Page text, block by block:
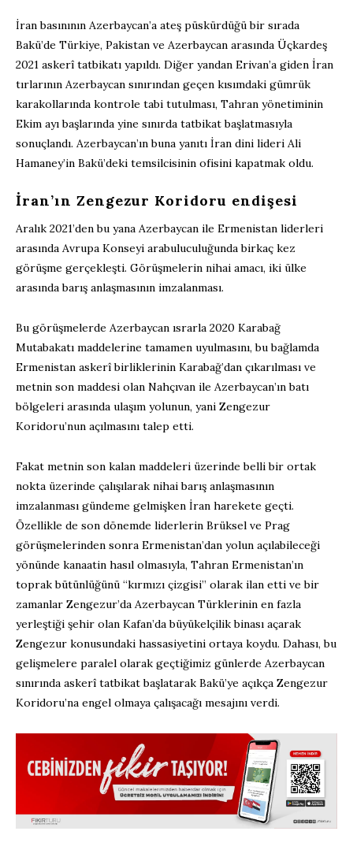
İran basınının Azerbaycan’a ateş püskürdüğü bir sırada
Bakü’de Türkiye, Pakistan ve Azerbaycan arasında Üçkardeş
2021 askerî tatbikatı yapıldı. Diğer yandan Erivan’a giden İran
tırlarının Azerbaycan sınırından geçen kısımdaki gümrük
karakollarında kontrole tabi tutulması, Tahran yönetiminin
Ekim ayı başlarında yine sınırda tatbikat başlatmasıyla
sonuçlandı. Azerbaycan’ın buna yanıtı İran dini lideri Ali
Hamaney’in Bakü’deki temsilcisinin ofisini kapatmak oldu.
İran’ın Zengezur Koridoru endişesi
Aralık 2021’den bu yana Azerbaycan ile Ermenistan liderleri
arasında Avrupa Konseyi arabuluculuğunda birkaç kez
görüşme gerçekleşti. Görüşmelerin nihai amacı, iki ülke
arasında barış anlaşmasının imzalanması.
Bu görüşmelerde Azerbaycan ısrarla 2020 Karabağ
Mutabakatı maddelerine tamamen uyulmasını, bu bağlamda
Ermenistan askerî birliklerinin Karabağ’dan çıkarılması ve
metnin son maddesi olan Nahçıvan ile Azerbaycan’ın batı
bölgeleri arasında ulaşım yolunun, yani Zengezur
Koridoru’nun açılmasını talep etti.
Fakat metnin son kalan maddeleri üzerinde belli bir ortak
nokta üzerinde çalışılarak nihai barış anlaşmasının
imzalanması gündeme gelmişken İran harekete geçti.
Özellikle de son dönemde liderlerin Brüksel ve Prag
görüşmelerinden sonra Ermenistan’dan yolun açılabileceği
yönünde kanaatin hasıl olmasıyla, Tahran Ermenistan’ın
toprak bütünlüğünü “kırmızı çizgisi” olarak ilan etti ve bir
zamanlar Zengezur’da Azerbaycan Türklerinin en fazla
yerleştiği şehir olan Kafan’da büyükelçilik binası açarak
Zengezur konusundaki hassasiyetini ortaya koydu. Dahası, bu
gelişmelere paralel olarak geçtiğimiz günlerde Azerbaycan
sınırında askerî tatbikat başlatarak Bakü’ye açıkça Zengezur
Koridoru’na engel olmaya çalışacağı mesajını verdi.